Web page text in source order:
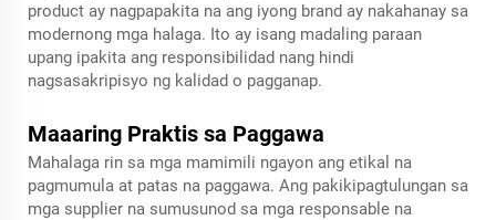
product ay nagpapakita na ang iyong brand ay nakahanay sa
modernong mga halaga. Ito ay isang madaling paraan
upang ipakita ang responsibilidad nang hindi
nagsasakripisyo ng kalidad o pagganap.
Maaaring Praktis sa Paggawa
Mahalaga rin sa mga mamimili ngayon ang etikal na
pagmumula at patas na paggawa. Ang pakikipagtulungan sa
mga supplier na sumusunod sa mga responsable na